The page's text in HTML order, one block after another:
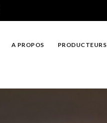
A PROPOS PRODUCTEURS